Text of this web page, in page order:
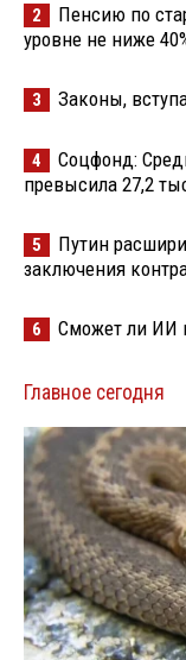
2
Пенсию по
уровне не ниже
3 Законы,
4
Соцфонд:
превысила 27,2
5
Путин
заключения
6 Сможет ли ИИ
Главное сегодня